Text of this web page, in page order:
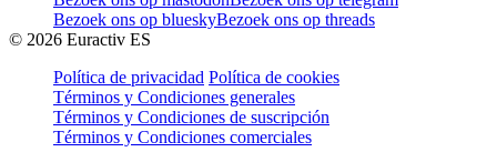
Bezoek ons op blueskyBezoek ons op threads
© 2026 Euractiv ES
Política de privacidad Política de cookies
Términos y Condiciones generales
Términos y Condiciones de suscripción
Términos y Condiciones comerciales